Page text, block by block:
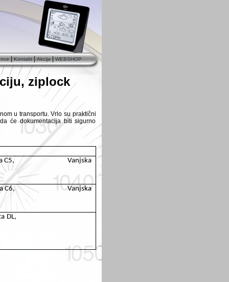
|Kontakt|Akcija|WEBSHOP
ziplock
u transportu. Vrlo su praktični
će dokumentacija biti sigurno
C5, Vanjska
C6, Vanjska
DL,